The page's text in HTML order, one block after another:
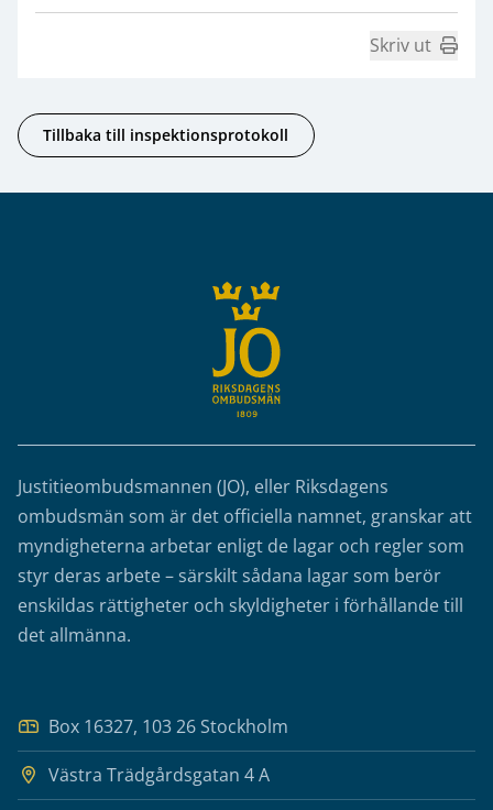
Skriv ut
Tillbaka till inspektionsprotokoll
Justitieombudsmannen (JO), eller Riksdagens
ombudsmän som är det officiella namnet, granskar att
myndigheterna arbetar enligt de lagar och regler som
styr deras arbete – särskilt sådana lagar som berör
enskildas rättigheter och skyldigheter i förhållande till
det allmänna.
Box 16327, 103 26 Stockholm
Västra Trädgårdsgatan 4 A